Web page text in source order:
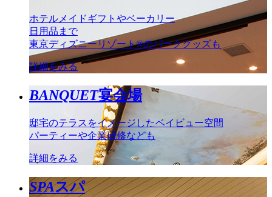
ホテルメイドギフトやベーカリー
日用品まで
東京ディズニーリゾート®のパークグッズも
詳細をみる
BANQUET宴会場
邸宅のテラスをイメージしたベイビュー空間
パーティーや企業研修なども
詳細をみる
SPAスパ